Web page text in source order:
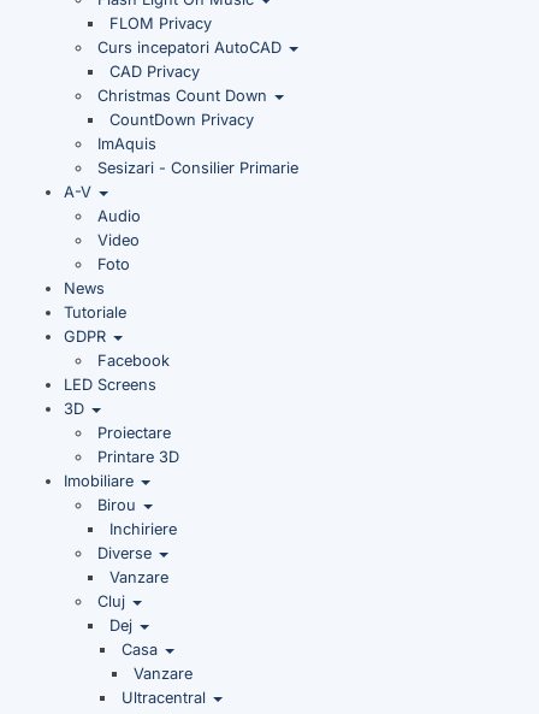
FLOM Privacy
Curs incepatori AutoCAD
CAD Privacy
Christmas Count Down
CountDown Privacy
ImAquis
Sesizari - Consilier Primarie
A-V
Audio
Video
Foto
News
Tutoriale
GDPR
Facebook
LED Screens
3D
Proiectare
Printare 3D
Imobiliare
Birou
Inchiriere
Diverse
Vanzare
Cluj
Dej
Casa
Vanzare
Ultracentral